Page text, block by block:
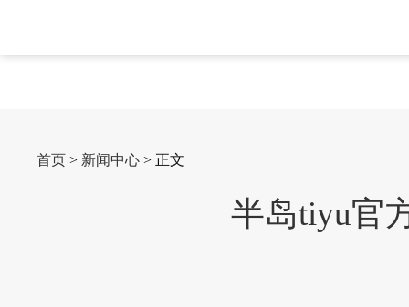
首页 > 新闻中心 > 正文
半岛tiyu官